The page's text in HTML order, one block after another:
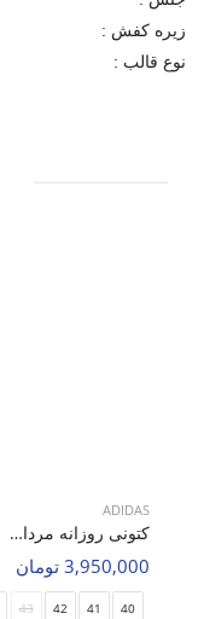
زیره کفش :
نوع قالب :
ADIDAS
کتونی روزانه مردانه آدیداس Adidas Grand Court 2.0 M
3,950,000 تومان
40
41
42
43